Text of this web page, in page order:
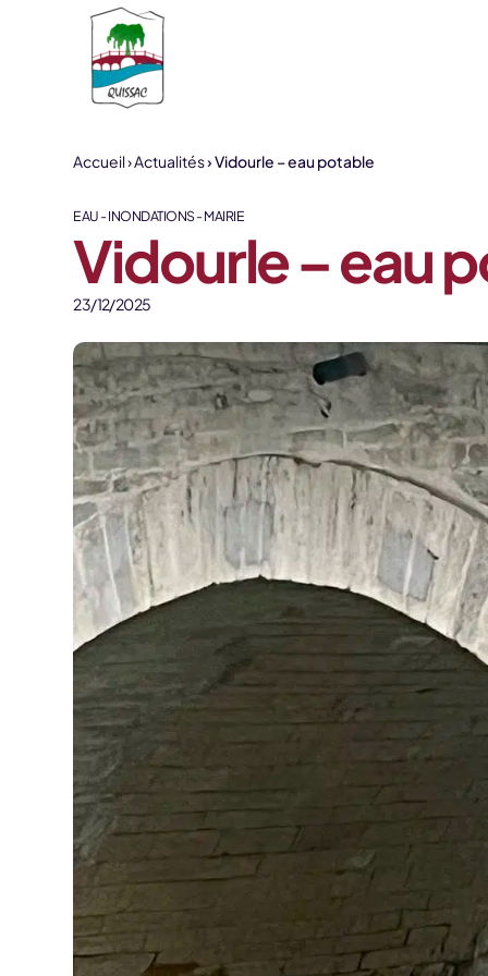
Aller au contenu
Accueil Actualités Vidourle – eau potable
EAU - INONDATIONS - MAIRIE
Vidourle – eau
23/12/2025